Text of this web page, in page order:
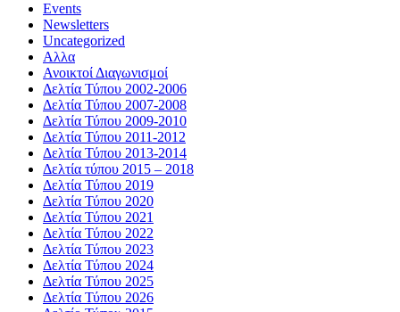
Events
Newsletters
Uncategorized
Αλλα
Ανοικτοί Διαγωνισμoί
Δελτία Τύπου 2002-2006
Δελτία Τύπου 2007-2008
Δελτία Τύπου 2009-2010
Δελτία Τύπου 2011-2012
Δελτία Τύπου 2013-2014
Δελτία τύπου 2015 – 2018
Δελτία Τύπου 2019
Δελτία Τύπου 2020
Δελτία Τύπου 2021
Δελτία Τύπου 2022
Δελτία Τύπου 2023
Δελτία Τύπου 2024
Δελτία Τύπου 2025
Δελτία Τύπου 2026